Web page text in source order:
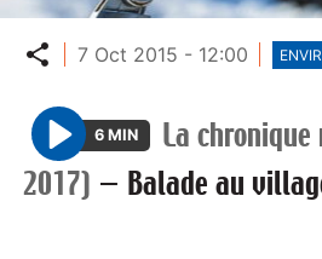
Partager
7 Oct 2015 - 12:00
P
l
6 MIN
La
2017) — Balade au